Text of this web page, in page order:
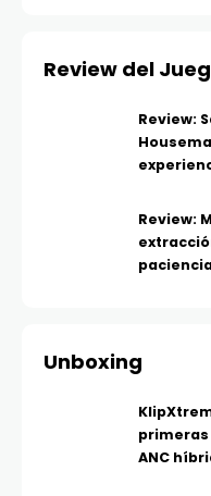
Review del
Review:
Review:
Unboxing
ANC